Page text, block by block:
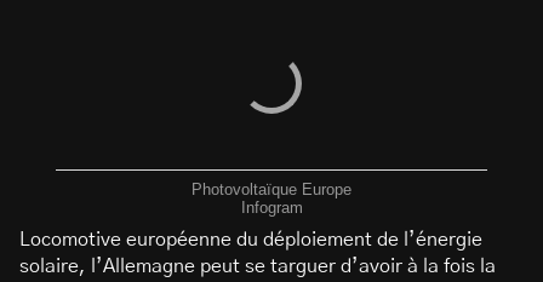
Photovoltaïque Europe
Infogram
Locomotive européenne du déploiement de l’énergie
solaire, l’Allemagne peut se targuer d’avoir à la fois la